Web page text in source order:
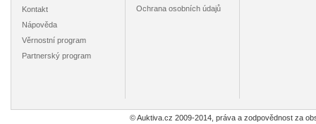
Kontakt
Nápověda
Věrnostní program
Partnerský program
Ochrana osobních údajů
© Auktiva.cz 2009-2014, práva a zodpovědnost za